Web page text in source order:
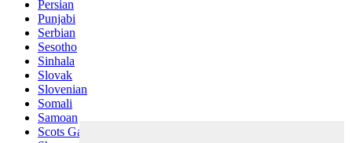
Persian
Punjabi
Serbian
Sesotho
Sinhala
Slovak
Slovenian
Somali
Samoan
Scots Gaelic